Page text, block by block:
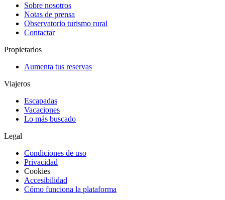
Sobre nosotros
Notas de prensa
Observatorio turismo rural
Contactar
Propietarios
Aumenta tus reservas
Viajeros
Escapadas
Vacaciones
Lo más buscado
Legal
Condiciones de uso
Privacidad
Cookies
Accesibilidad
Cómo funciona la plataforma